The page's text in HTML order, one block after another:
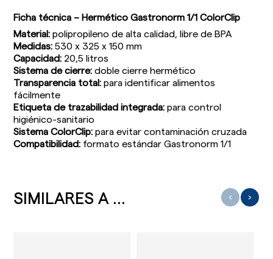
Ficha técnica – Hermético Gastronorm 1/1 ColorClip
Material: polipropileno de alta calidad, libre de BPA
Medidas: 530 x 325 x 150 mm
Capacidad: 20,5 litros
Sistema de cierre: doble cierre hermético
Transparencia total: para identificar alimentos
fácilmente
Etiqueta de trazabilidad integrada: para control
higiénico-sanitario
Sistema ColorClip: para evitar contaminación cruzada
Compatibilidad: formato estándar Gastronorm 1/1
SIMILARES A ... ‹ ›